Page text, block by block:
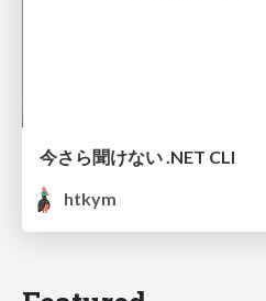
今さら聞けない .NET CLI
htkym